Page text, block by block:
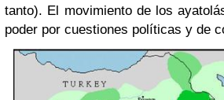
tanto). El movimiento de los
poder por cuestiones políticas y de